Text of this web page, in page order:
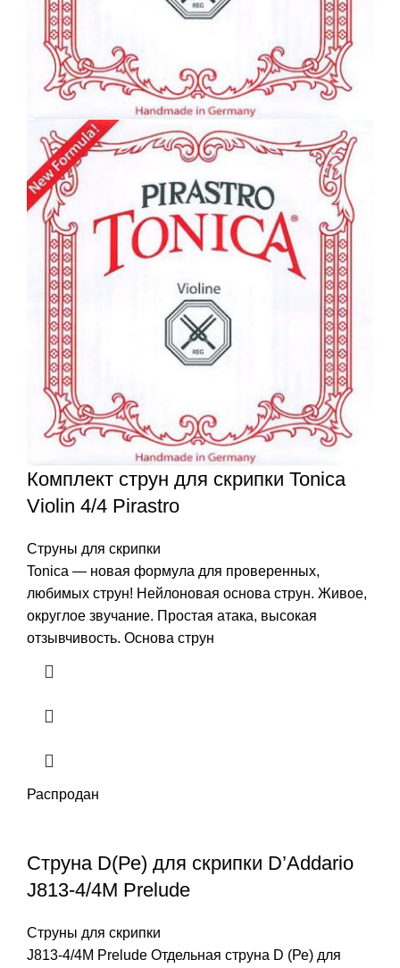
Комплект струн для скрипки Tonica
Violin 4/4 Pirastro
Струны для скрипки
Tonica — новая формула для проверенных,
любимых струн! Нейлоновая основа струн. Живое,
округлое звучание. Простая атака, высокая
отзывчивость. Основа струн
Распродан
Струна D(Ре) для скрипки D’Addario
J813-4/4M Prelude
Струны для скрипки
J813-4/4M Prelude Отдельная струна D (Ре) для